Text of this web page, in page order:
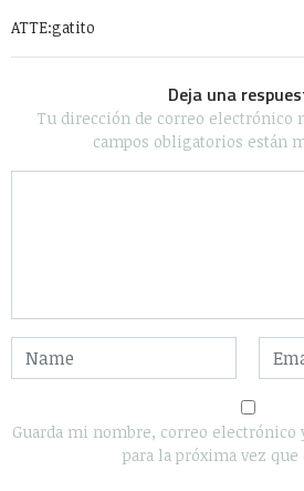
ATTE:gatito
Deja una
Tu dirección de correo electrónico
campos obligatorios están
Guarda mi nombre, correo electrónico
para la próxima vez que